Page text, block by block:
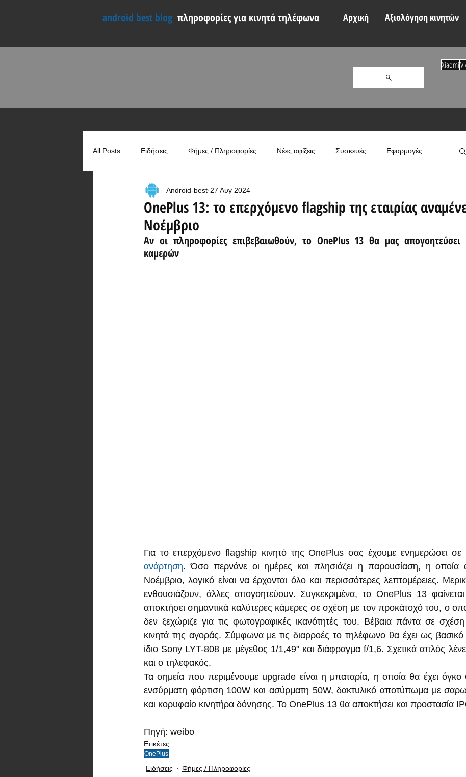
android best blog πληροφορίες για κινητά τηλέφωνα Αρχική Αξιολόγηση κινητών
All Posts Ειδήσεις Φήμες / Πληροφορίες Νέες αφίξεις Συσκευές Εφαρμογές
Συγκρίσεις Χρήσιμα
OnePlus 13: το επερχόμενο flagship της εταιρίας
Νοέμβριο
Android-best 27 Αυγ 2024
Αν οι πληροφορίες επιβεβαιωθούν, το OnePlus 13 θα μας
καμερών
ανάρτηση. Όσο περνάνε οι ημέρες και πλησιάζει η παρουσίαση, η οποία
Νοέμβριο, λογικό είναι να έρχονται όλο και περισσότερες λεπτομέρειες.
ενθουσιάζουν, άλλες απογοητεύουν. Συγκεκριμένα, το OnePlus 13
αποκτήσει σημαντικά καλύτερες κάμερες σε σχέση με τον προκάτοχό του, ο
δεν ξεχώριζε για τις φωτογραφικές ικανότητές του. Βέβαια πάντα σε
κινητά της αγοράς. Σύμφωνα με τις διαρροές το τηλέφωνο θα έχει ως βασικό
ίδιο Sony LYT-808 με μέγεθος 1/1,49" και διάφραγμα f/1,6. Σχετικά απλός
και ο τηλεφακός.
Τα σημεία που περιμένουμε upgrade είναι η μπαταρία, η οποία θα έχει
ενσύρματη φόρτιση 100W και ασύρματη 50W, δακτυλικό αποτύπωμα με
και κορυφαίο κινητήρα δόνησης. Το OnePlus 13 θα αποκτήσει και προστασία
Πηγή: weibo
Ετικέτες:
OnePlus
Ειδήσεις Φήμες / Πληροφορίες
Xiaomi